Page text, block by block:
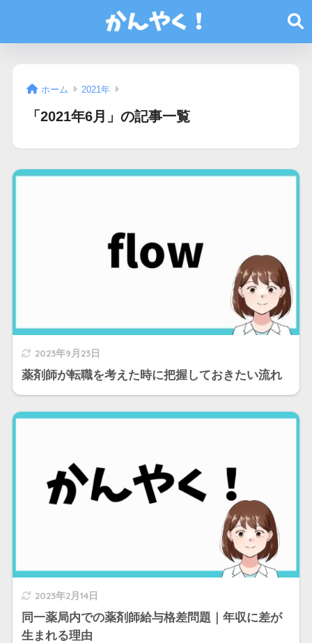
ホーム 2021年
「2021年6月」の記事一覧
2023年9月23日
薬剤師が転職を考えた時に把握しておきたい流れ
2023年2月14日
同一薬局内での薬剤師給与格差問題｜年収に差が
生まれる理由